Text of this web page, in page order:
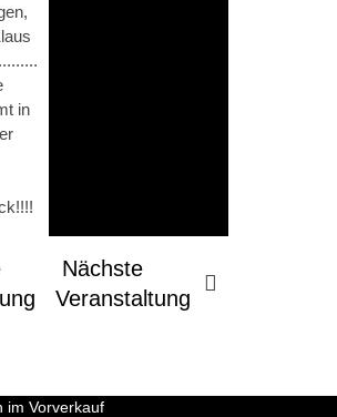
in
Nächste
Veranstaltung
im Vorverkauf